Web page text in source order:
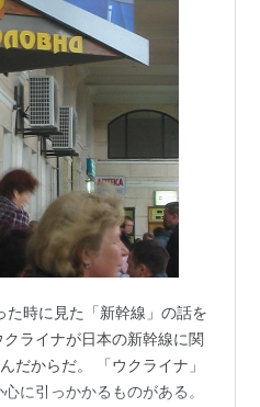
時に見た「新幹線」の話を
ライナが日本の新幹線に関
だからだ。 「ウクライナ」
に引っかかるものがある。